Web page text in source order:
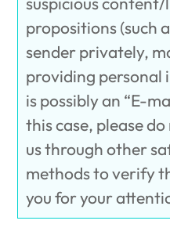
propositions (such
sender privately,
providing
is possibly an “E-
this case, please
us through other
methods to verify
you for your